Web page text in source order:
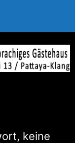
keine